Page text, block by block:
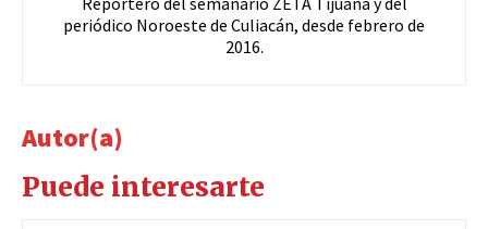
periódico Noroeste de Culiacán, desde febrero de
2016.
Autor(a)
Puede interesarte